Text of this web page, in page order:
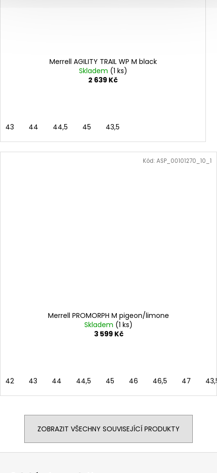
Merrell AGILITY TRAIL WP M black
Skladem (1 ks)
2 639 Kč
43 44 44,5 45 43,5
Merrell PROMORPH M pigeon/limone
Skladem (1 ks)
3 599 Kč
42 43 44 44,5 45 46 46,5 47
Kód: ASP_00101270_10_1
ZOBRAZIT VŠECHNY SOUVISEJÍCÍ PRODUKTY